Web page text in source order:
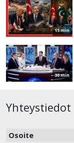
15 min
30 min
Yhteystiedot
Osoite